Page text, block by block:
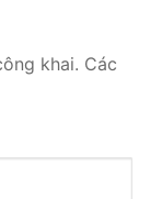
khai. Các